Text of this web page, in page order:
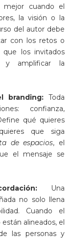
cuando el
la visión o la
del autor debe
con los retos o
que los invitados
y amplificar la
branding:Toda
confianza,
qué quieres
que siga
de espacios, el
el mensaje se
Una
no solo llena
Cuando el
alineados, el
las personas y